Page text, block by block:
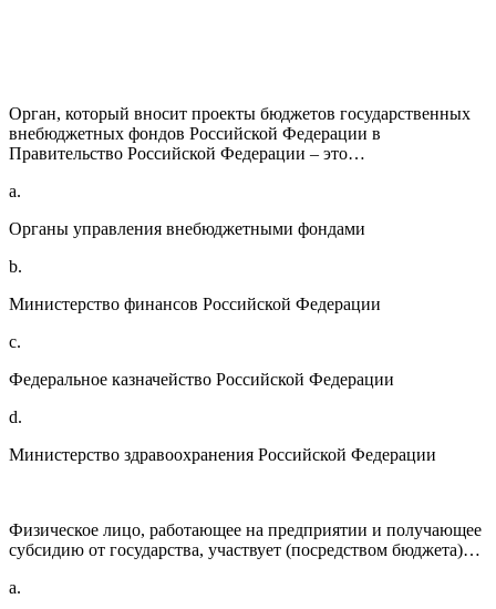
Орган, который вносит проекты бюджетов государственных
внебюджетных фондов Российской Федерации в
Правительство Российской Федерации – это…
a.
Органы управления внебюджетными фондами
b.
Министерство финансов Российской Федерации
c.
Федеральное казначейство Российской Федерации
d.
Министерство здравоохранения Российской Федерации
Физическое лицо, работающее на предприятии и получающее
субсидию от государства, участвует (посредством бюджета)…
a.